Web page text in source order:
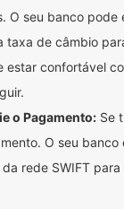
O seu banco pode
taxa de câmbio
estar confortável
o Pagamento: Se
O seu banco
rede SWIFT